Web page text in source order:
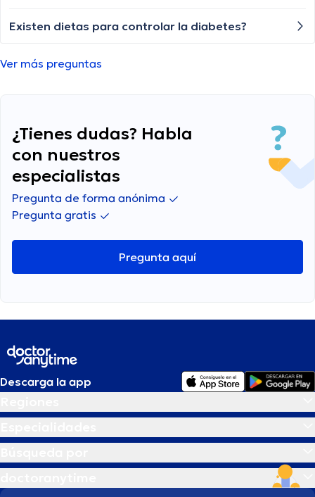
Existen dietas para controlar la diabetes?
Ver más preguntas
¿Tienes dudas? Habla
con nuestros
especialistas
Pregunta de forma anónima
Pregunta gratis
Pregunta aquí
Descarga la app